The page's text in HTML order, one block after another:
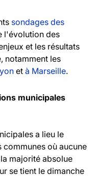
sondages des
l'évolution des
et les résultats
notamment les
et à Marseille.
municipales
a lieu le
communes où aucune
majorité absolue
se tient le dimanche